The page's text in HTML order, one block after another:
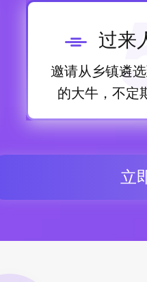
过来
邀请从乡镇遴
的大牛，不定
立